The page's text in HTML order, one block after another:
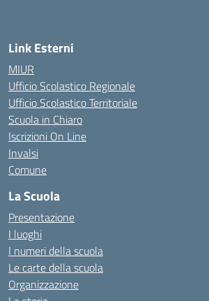
Link Esterni
MIUR
Ufficio Scolastico Regionale
Ufficio Scolastico Territoriale
Scuola in Chiaro
Iscrizioni On Line
Invalsi
Comune
La Scuola
Presentazione
I luoghi
I numeri della scuola
Le carte della scuola
Organizzazione